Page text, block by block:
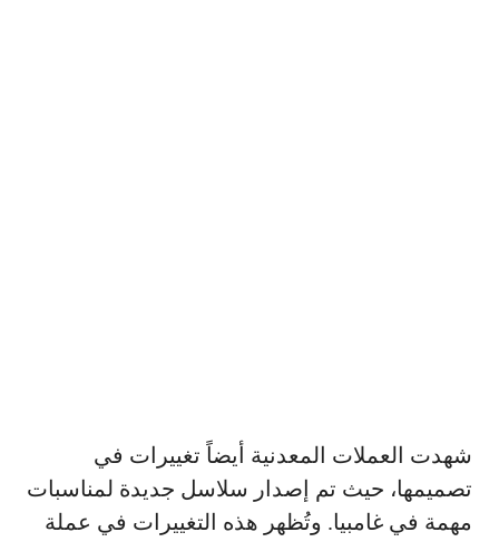
شهدت العملات المعدنية أيضاً تغييرات في
تصميمها، حيث تم إصدار سلاسل جديدة لمناسبات
مهمة في غامبيا. وتُظهر هذه التغييرات في عملة